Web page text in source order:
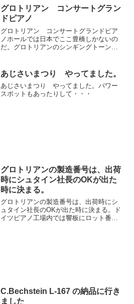
グロトリアン コンサートグラン
ドピアノ
グロトリアン コンサートグランドピア
ノホールでは日本でここ豊橋しかないの
だ。グロトリアンのシンギングトーンを
ているそうだ。シューマンやブラームス
をぜひ弾いてみてください。...
あじさいまつり やってました。
あじさいまつり やってました。パワー
スポットもあったりして・・・
グロトリアンの製造番号は、出荷
時にシュタイン社長のOKが出た
時に決まる。
グロトリアンの製造番号は、出荷時にシ
ュタイン社長のOKが出た時に決まる。ド
イツピアノ工場内では響板にロット番号
C.Bechstein L-167 の納品に行き
ました